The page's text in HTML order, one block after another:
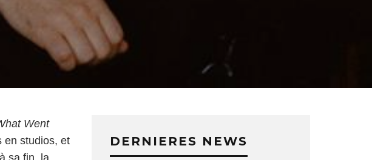
Went
en studios, et
sa fin, la
DERNIERES NEWS